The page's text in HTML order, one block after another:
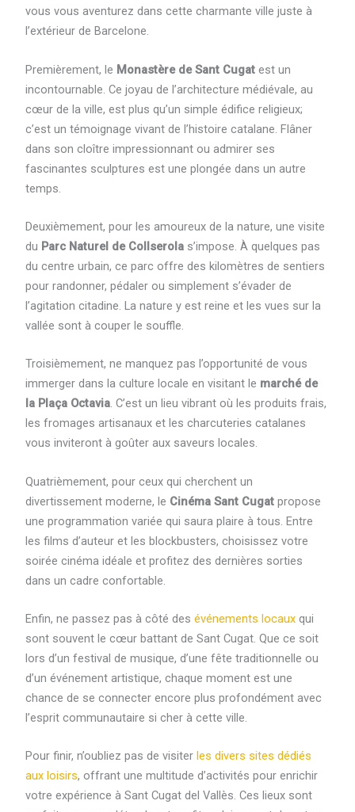
vous vous aventurez dans cette charmante ville juste à
l’extérieur de Barcelone.
Premièrement, le Monastère de Sant Cugatest un
incontournable. Ce joyau de l’architecture médiévale, au
cœur de la ville, est plus qu’un simple édifice religieux;
c’est un témoignage vivant de l’histoire catalane. Flâner
dans son cloître impressionnant ou admirer ses
fascinantes sculptures est une plongée dans un autre
temps.
Deuxièmement, pour les amoureux de la nature, une visite
du Parc Naturel de Collserolas’impose. À quelques pas
du centre urbain, ce parc offre des kilomètres de sentiers
pour randonner, pédaler ou simplement s’évader de
l’agitation citadine. La nature y est reine et les vues sur la
vallée sont à couper le souffle.
Troisièmement, ne manquez pas l’opportunité de vous
immerger dans la culture locale en visitant le marché de
la Plaça Octavia. C’est un lieu vibrant où les produits frais,
les fromages artisanaux et les charcuteries catalanes
vous inviteront à goûter aux saveurs locales.
Quatrièmement, pour ceux qui cherchent un
divertissement moderne, le Cinéma Sant Cugatpropose
une programmation variée qui saura plaire à tous. Entre
les films d’auteur et les blockbusters, choisissez votre
soirée cinéma idéale et profitez des dernières sorties
dans un cadre confortable.
Enfin, ne passez pas à côté des événements locauxqui
sont souvent le cœur battant de Sant Cugat. Que ce soit
lors d’un festival de musique, d’une fête traditionnelle ou
d’un événement artistique, chaque moment est une
chance de se connecter encore plus profondément avec
l’esprit communautaire si cher à cette ville.
Pour finir, n’oubliez pas de visiter les divers sites dédiés
aux loisirs, offrant une multitude d’activités pour enrichir
votre expérience à Sant Cugat del Vallès. Ces lieux sont